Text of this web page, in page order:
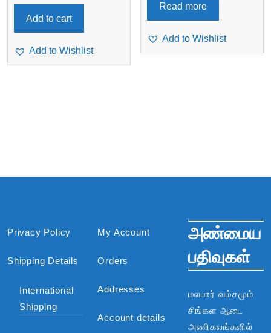
Add to cart
Add to Wishlist
Read more
Add to Wishlist
Privacy Policy
Shipping Details
International
Shipping
My Account
Orders
Addresses
Account details
அண்மைய
பதிவுகள்
மலபார் வம்சமும்
சிங்கள ஆடை
அணிகலங்களில்